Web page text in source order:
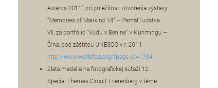
Awards 2011” pri príležitosti otvorenia výstavy
“Memories of Mankind VII” – Pamäť ľudstva
VII, za portfólio “Vúdú v Benine” v Kunmingu –
Čína, pod záštitou UNESCO v r. 2011
http://www.worldfpa.org/?page_id=1704
Zlatá medaila na fotografickej súťaži 12.
Special Themes Circuit Trierenberg v téme